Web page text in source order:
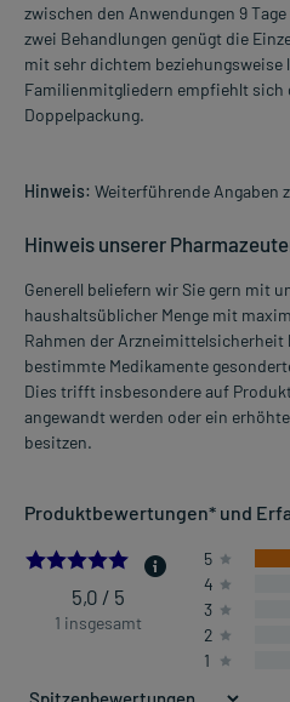
zwischen den Anwendungen 9
zwei Behandlungen genügt die
mit sehr dichtem beziehungsweise
Familienmitgliedern empfiehlt sich
Doppelpackung.
Hinweis: Weiterführende Angaben
Hinweis unserer
Generell beliefern wir Sie gern mit
haushaltsüblicher Menge mit
Rahmen der
bestimmte Medikamente
Dies trifft insbesondere auf
angewandt werden oder ein
besitzen.
Produktbewertungen* und
5.0
5,0 / 5
1 insgesamt
5
4
3
2
1